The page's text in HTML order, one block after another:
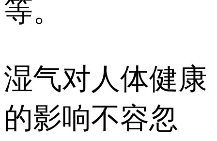
等。
湿气对人体健康
的影响不容忽